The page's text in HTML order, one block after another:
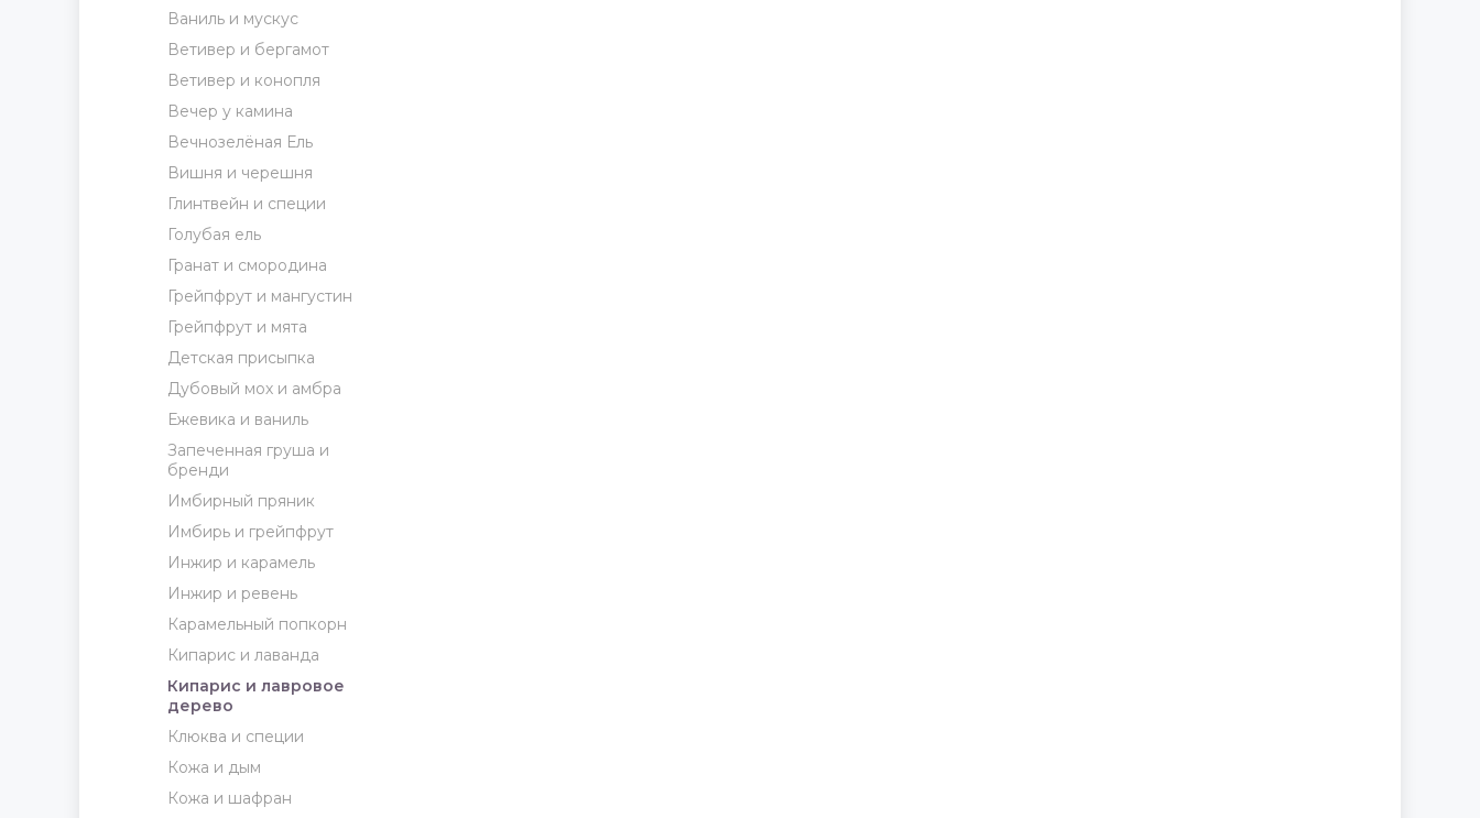
Ваниль и мускус
Ветивер и бергамот
Ветивер и конопля
Вечер у камина
Вечнозелёная Ель
Вишня и черешня
Глинтвейн и специи
Голубая ель
Гранат и смородина
Грейпфрут и мангустин
Грейпфрут и мята
Детская присыпка
Дубовый мох и амбра
Ежевика и ваниль
Запеченная груша и
бренди
Имбирный пряник
Имбирь и грейпфрут
Инжир и карамель
Инжир и ревень
Карамельный попкорн
Кипарис и лаванда
Кипарис и лавровое
дерево
Клюква и специи
Кожа и дым
Кожа и шафран